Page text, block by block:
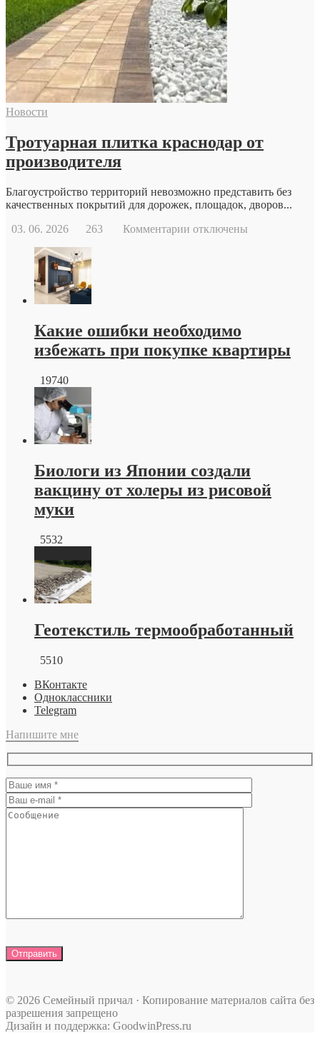
обратиться
к
репродуктологу:
основные
причины
и
возможности
современной
Новости
Тротуарная плитка краснодар от
производителя
Благоустройство территорий невозможно представить без
качественных покрытий для дорожек, площадок, дворов...
03. 06. 2026
263 Комментарии котключены
Какие ошибки необходимо
избежать при покупке квартиры
19740
Биологи из Японии создали
вакцину от холеры из рисовой
муки
5532
Геотекстиль термообработанный
5510
ВКонтакте
Одноклассники
Telegram
Напишите мне
© 2026 Семейный причал · Копирование материалов сайта без
разрешения запрещено
Дизайн и поддержка: GoodwinPress.ru